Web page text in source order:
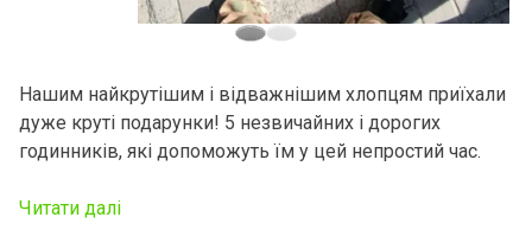
Нашим найкрутішим і відважнiшим хлопцям приїхали
дуже круті подарунки! 5 незвичайних і дорогих
годинників, які допоможуть їм у цей непростий час.
Читати далі